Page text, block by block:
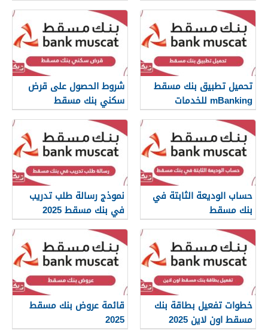
تحميل تطبيق بنك مسقط
mBanking للخدمات
المصرفية
شروط الحصول على قرض
سكني بنك مسقط
حساب الوديعة الثابتة في
بنك مسقط
نموذج رسالة طلب تدريب
في بنك مسقط 2025
خطوات تفعيل بطاقة بنك
مسقط اون لاين 2025
قائمة عروض بنك مسقط
2025